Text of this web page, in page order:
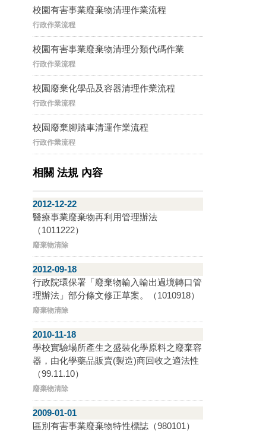
校園有害事業廢棄物清理作業流程
行政作業流程
校園有害事業廢棄物清理分類代碼作業
行政作業流程
校園廢棄化學品及容器清理作業流程
行政作業流程
校園廢棄腳踏車清運作業流程
行政作業流程
相關 法規 內容
2012-12-22
醫療事業廢棄物再利用管理辦法
（1011222）
廢棄物清除
2012-09-18
行政院環保署「廢棄物輸入輸出過境轉口管
理辦法」部分條文修正草案。（1010918）
廢棄物清除
2010-11-18
學校實驗場所產生之盛裝化學原料之廢棄容
器，由化學藥品販賣(製造)商回收之適法性
（99.11.10）
廢棄物清除
2009-01-01
區別有害事業廢棄物特性標誌（980101）